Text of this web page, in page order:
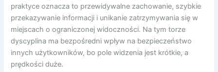
praktyce oznacza to przewidywalne zachowanie, szybkie
przekazywanie informacji i unikanie zatrzymywania się w
miejscach o ograniczonej widoczności. Na tym torze
dyscyplina ma bezpośredni wpływ na bezpieczeństwo
innych użytkowników, bo pole widzenia jest krótkie, a
prędkości duże.